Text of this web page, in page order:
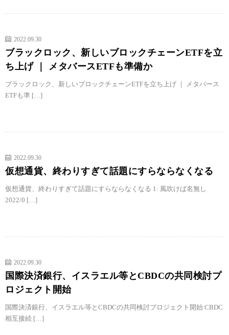
2022.09.30
ブラックロック、新しいブロックチェーンETFを立
ち上げ ｜ メタバースETFも準備か
ブラックロック、新しいブロックチェーンETFを立ち上げ ｜ メタバース
ETFも準 […]
2022.09.30
仮想通貨、終わりすぎて話題にすらならなくなる
仮想通貨、終わりすぎて話題にすらならなくなる 1: 風吹けば名無し
2022/0 […]
2022.09.30
国際決済銀行、イスラエル等とCBDCの共同検討プ
ロジェクト開始
国際決済銀行、イスラエル等とCBDCの共同検討プロジェクト開始 CBDC
相互接続 […]